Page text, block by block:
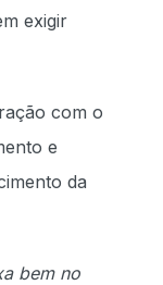
exigir
com o
e
da
bem no